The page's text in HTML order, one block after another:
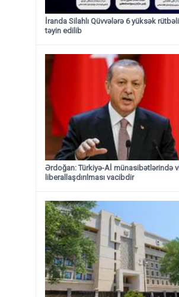
İranda Silahlı Qüvvələrə 6 yüksək
təyin edilib
Ərdoğan: Türkiyə-Aİ münasibətlərində
liberallaşdırılması vacibdir